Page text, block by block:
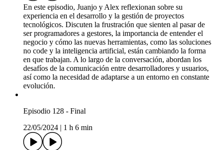
En este episodio, Juanjo y Alex reflexionan sobre su
experiencia en el desarrollo y la gestión de proyectos
tecnológicos. Discuten la frustración que sienten al pasar de
ser programadores a gestores, la importancia de entender el
negocio y cómo las nuevas herramientas, como las soluciones
no code y la inteligencia artificial, están cambiando la forma
en que trabajan. A lo largo de la conversación, abordan los
desafíos de la comunicación entre desarrolladores y usuarios,
así como la necesidad de adaptarse a un entorno en constante
evolución.
Episodio 128 - Final
22/05/2024
1 h 6 min